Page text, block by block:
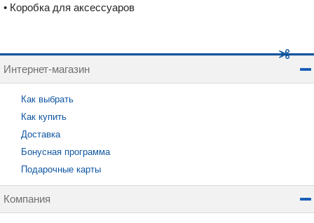
• Коробка для аксессуаров
Интернет-магазин
Как выбрать
Как купить
Доставка
Бонусная программа
Подарочные карты
Компания